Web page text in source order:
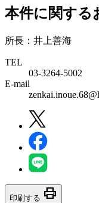
本件に関する
所長：井上善海
TEL
03-3264-5002
E-mail
印刷する print